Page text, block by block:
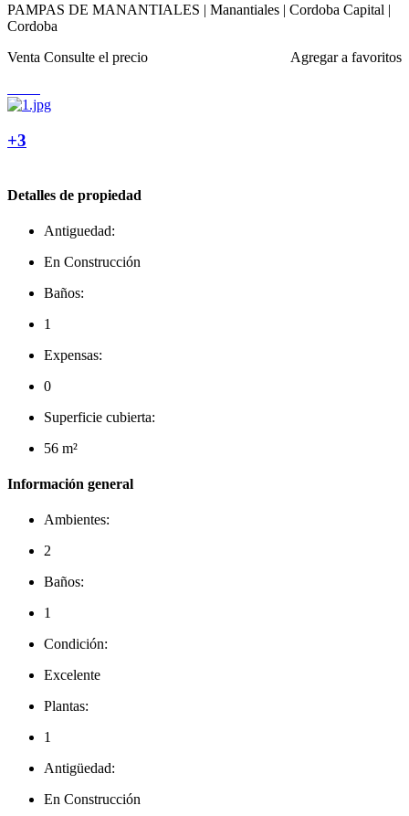
PAMPAS DE MANANTIALES | Manantiales | Cordoba Capital |
Cordoba
Agregar a favoritos
Venta Consulte el precio
+3
Detalles de propiedad
Antiguedad:
En Construcción
Baños:
1
Expensas:
0
Superficie cubierta:
56 m²
Información general
Ambientes:
2
Baños:
1
Condición:
Excelente
Plantas:
1
Antigüedad:
En Construcción